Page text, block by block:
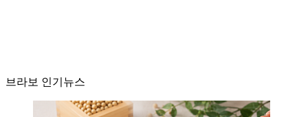
브라보 인기뉴스